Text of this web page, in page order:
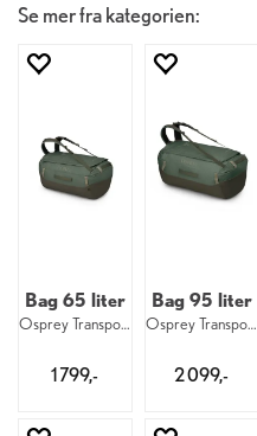
Se mer fra kategorien:
Bag 65 liter
Osprey Transporter 65 1069
1 799,-
Bag 95 liter
Osprey Transporter 95 1069
2 099,-